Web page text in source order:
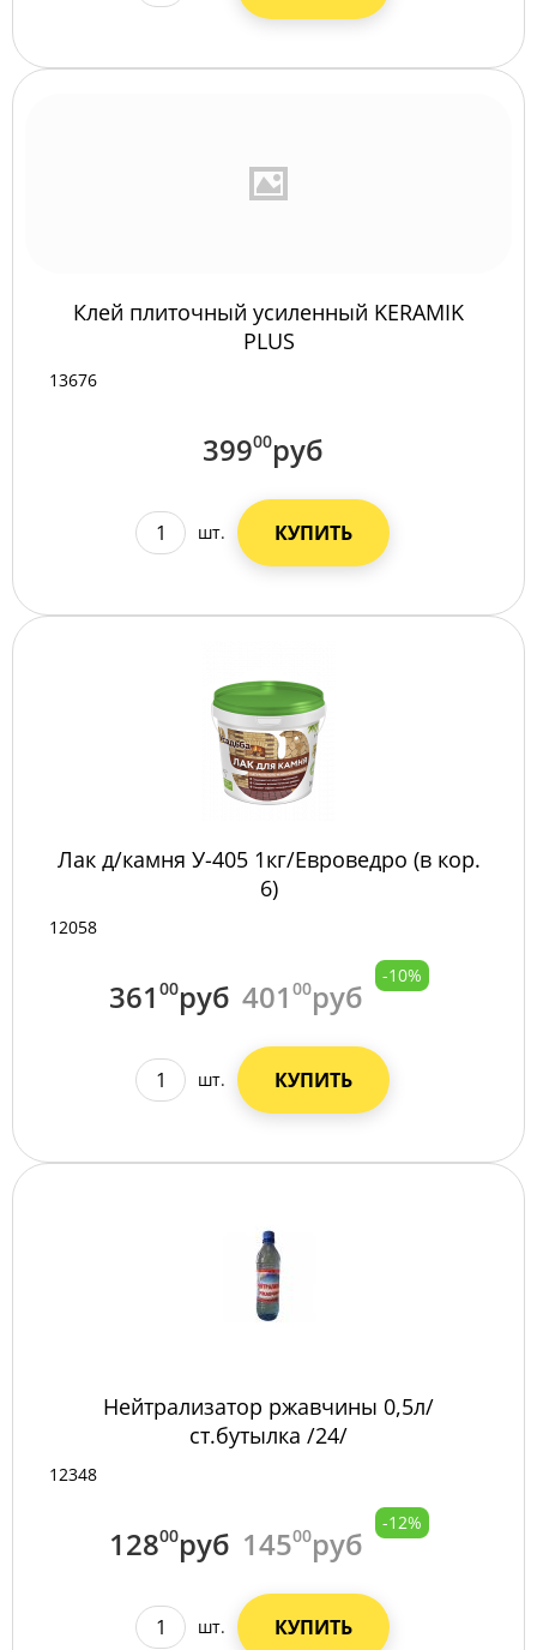
Клей плиточный усиленный KERAMIK
PLUS
13676
39900руб
шт. КУПИТЬ
Лак д/камня У-405 1кг/Евроведро (в кор.
6)
12058
361 00руб 401 00руб
-10%
шт. КУПИТЬ
Нейтрализатор ржавчины 0,5л/
ст.бутылка /24/
12348
12800руб 14500руб
-12%
шт. КУПИТЬ